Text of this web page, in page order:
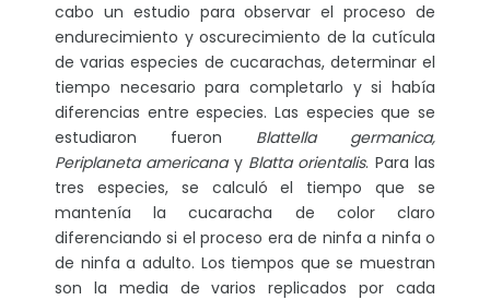
cabo un estudio para observar el proceso de
endurecimiento y oscurecimiento de la cutícula
de varias especies de cucarachas, determinar el
tiempo necesario para completarlo y si había
diferencias entre especies. Las especies que se
estudiaron fueron Blattella germanica,
Periplaneta americana yBlatta orientalis. Para las
tres especies, se calculó el tiempo que se
mantenía la cucaracha de color claro
diferenciando si el proceso era de ninfa a ninfa o
de ninfa a adulto. Los tiempos que se muestran
son la media de varios replicados por cada